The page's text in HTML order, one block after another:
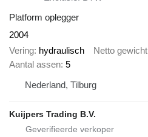
Platform oplegger
2004
Vering hydraulisch Netto gewicht
Aantal assen 5
Nederland, Tilburg
Kuijpers Trading B.V.